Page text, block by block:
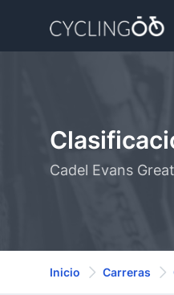
Cadel Evans
Inicio Carreras